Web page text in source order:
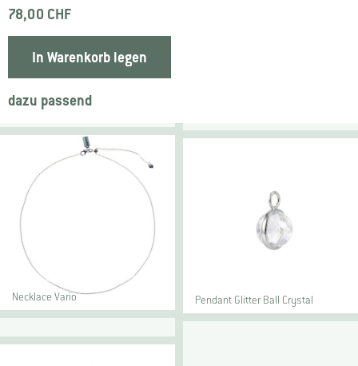
78,00 CHF
In Warenkorb legen
dazu passend
Necklace Vario Pendant Glitter Ball Crystal